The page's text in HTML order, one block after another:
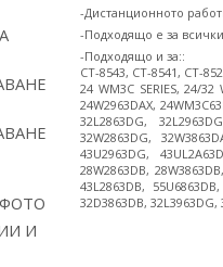
И
-Дистанционното
-Подходящо e за
-Подходящо и за::
CT-8543, CT-8541, CT-
24 WM3C SERIES, 24/32
24W2963DAX,
32L2863DG,
32W2863DG,
43U2963DG,
28W2863DB,
43L2863DB,
32D3863DB, 32L3963DG,